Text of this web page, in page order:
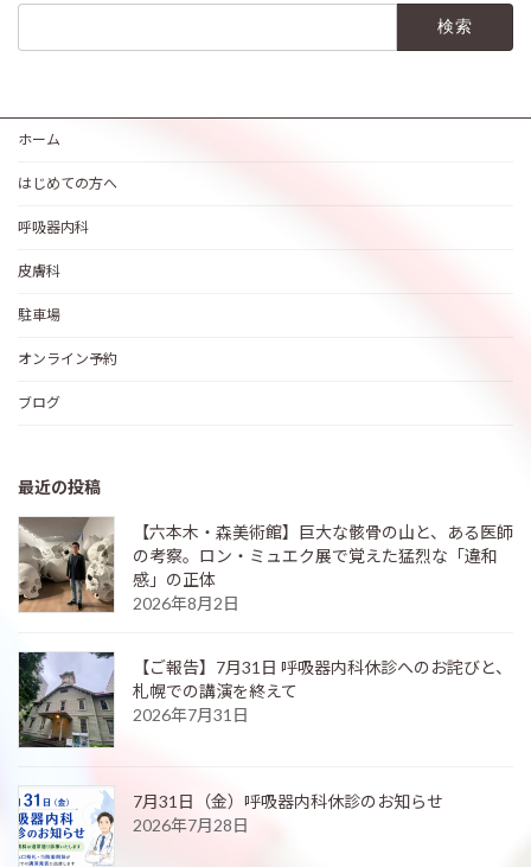
ホーム
はじめての方へ
呼吸器内科
皮膚科
駐車場
オンライン予約
ブログ
最近の投稿
【六本木・森美術館】巨大な骸骨の山と、ある医師
の考察。ロン・ミュエク展で覚えた猛烈な「違和
感」の正体
2026年8月2日
【ご報告】7月31日 呼吸器内科休診へのお詫びと、
札幌での講演を終えて
2026年7月31日
7月31日（金）呼吸器内科休診のお知らせ
2026年7月28日